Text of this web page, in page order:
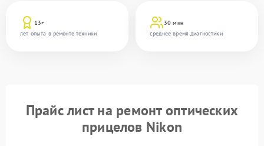
13+
лет опыта в ремонте техники
30 мин
среднее время диагностики
Прайс лист на ремонт оптических
прицелов Nikon